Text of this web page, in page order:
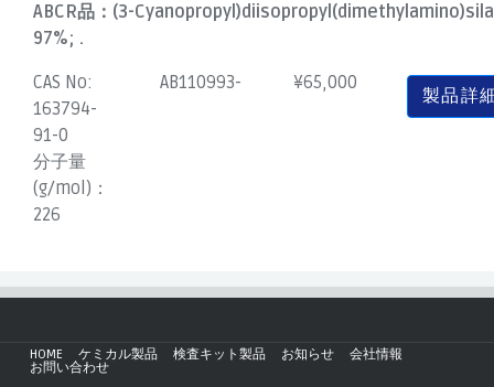
ABCR品： (3-
97%; .
CAS No:
163794-
91-0
分子量
(g/mol)：
226
AB110993- ¥65,000
製品詳
HOME ケミカル製品 検査キット製品 お知らせ
会社情報
お問い合わせ